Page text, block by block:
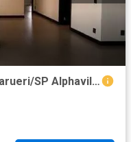
Apartamento para Venda em Barueri/SP Alphaville Empresarial 2 Quartos